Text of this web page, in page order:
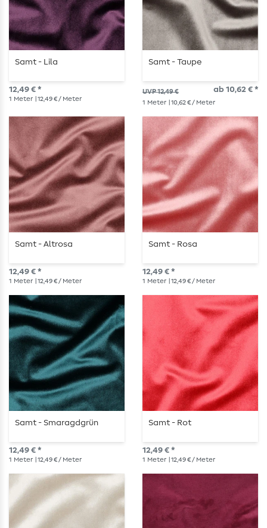
Samt - Lila
12,49 € *
1 Meter | 12,49 € / Meter
Samt - Taupe
UVP 12,49 € ab 10,62 € *
1 Meter | 10,62 € / Meter
Samt - Altrosa
12,49 € *
1 Meter | 12,49 € / Meter
Samt - Rosa
12,49 € *
1 Meter | 12,49 € / Meter
Samt - Smaragdgrün
12,49 € *
1 Meter | 12,49 € / Meter
Samt - Rot
12,49 € *
1 Meter | 12,49 € / Meter